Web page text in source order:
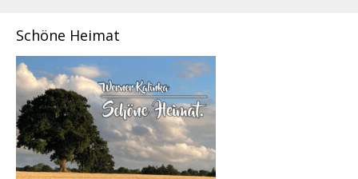
Schöne Heimat